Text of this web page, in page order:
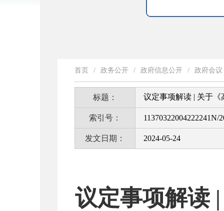
首页 / 政务公开 / 政府信息公开 / 政府会议
标题： 议定事项解读 | 关于
索引号： 11370322004222241N/
发文日期： 2024-05-24
议定事项解读